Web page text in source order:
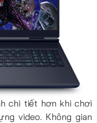
chi tiết hơn khi chơi
video. Không gian